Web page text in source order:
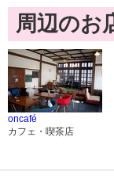
周辺のお
oncafé
カフェ・喫茶店